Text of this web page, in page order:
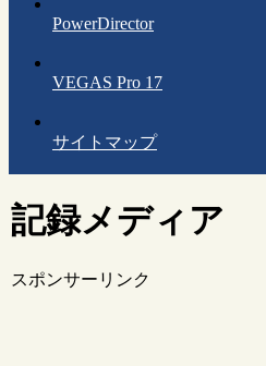
PowerDirector
VEGAS Pro 17
サイトマップ
記録メディア
スポンサーリンク